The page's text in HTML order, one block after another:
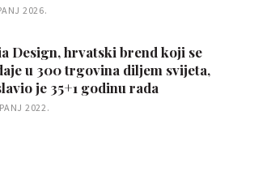
2026.
Design, hrvatski brend koji se
u 300 trgovina diljem svijeta,
je 35+1 godinu rada
2022.